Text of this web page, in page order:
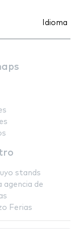
Idioma
stands
agencia de
Ferias